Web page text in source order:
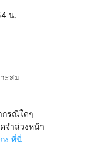
น.
ะสม
กรณีใดๆ
จำล่วงหน้า
ง ที่นี่